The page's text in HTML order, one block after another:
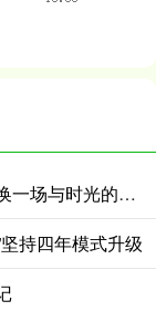
股鑫所 持《八仙！》票根免票！在灵岩寺换一场与时光的重逢
持四年模式升级